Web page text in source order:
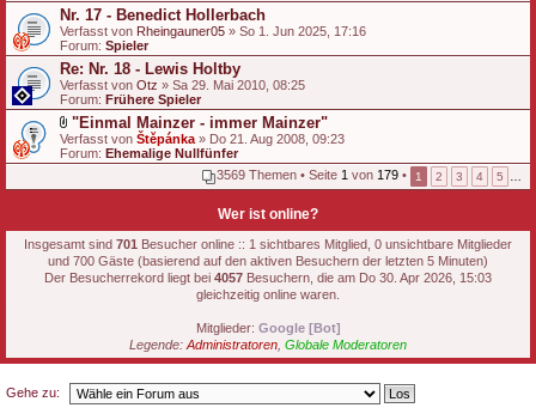
Nr. 17 - Benedict Hollerbach
Verfasst von Rheingauner05 » So 1. Jun 2025, 17:16
Forum: Spieler
Re: Nr. 18 - Lewis Holtby
Verfasst von Otz » Sa 29. Mai 2010, 08:25
Forum: Frühere Spieler
D
a
t
i
h
a
n
g
"Einmal Mainzer - immer Mainzer"
Verfasst von Štěpánka » Do 21. Aug 2008, 09:23
Forum: Ehemalige Nullfünfer
3569 Themen • Seite 1 von 179 • 1 2 3 4 5
Wer ist online?
Insgesamt sind 701 Besucher online :: 1 sichtbares Mitglied, 0 unsichtbare Mitglieder
und 700 Gäste (basierend auf den aktiven Besuchern der letzten 5 Minuten)
Der Besucherrekord liegt bei 4057 Besuchern, die am Do 30. Apr 2026, 15:03
gleichzeitig online waren.
Mitglieder: Google [Bot]
Legende: Administratoren Globale Moderatoren
Gehe zu: